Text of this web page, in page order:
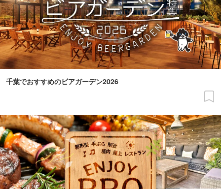
千葉でおすすめのビアガーデン2026